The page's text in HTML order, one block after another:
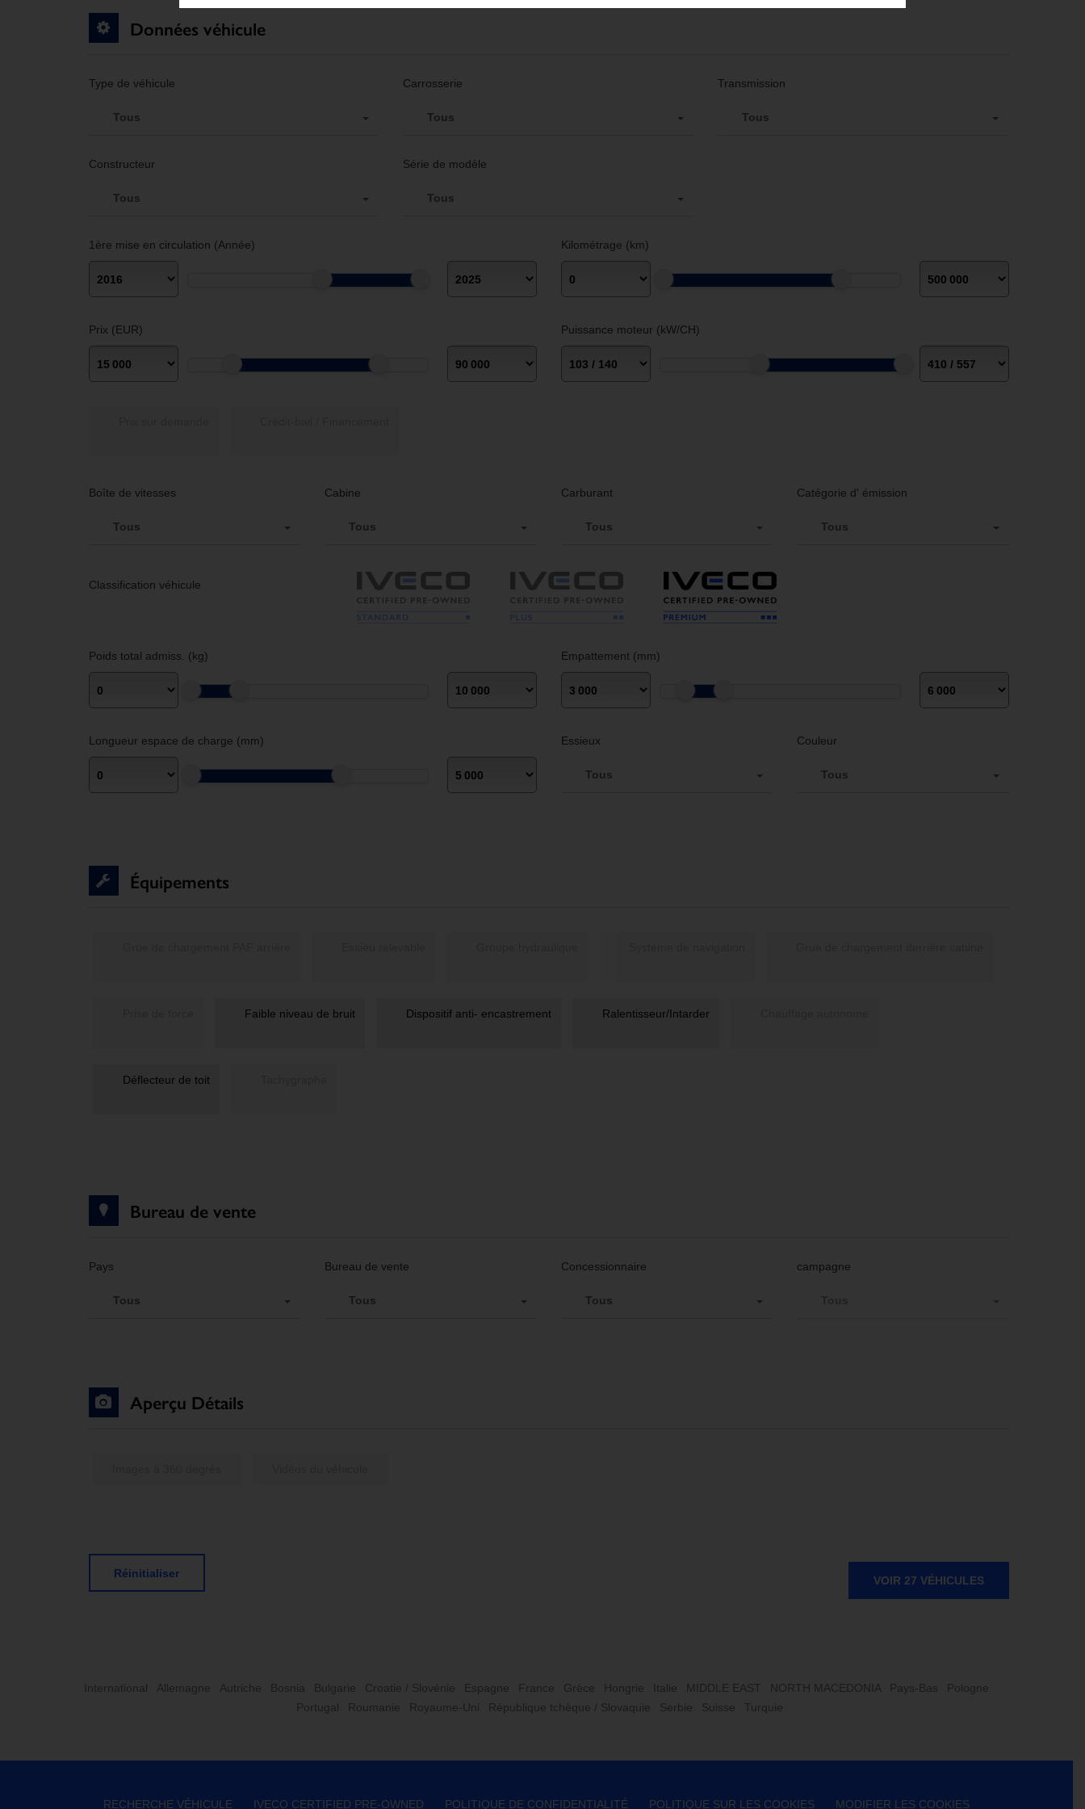
Données véhicule
Type de véhicule
Tous
Carrosserie
Tous
Transmission
Tous
Constructeur
Tous
Série de modèle
Tous
1ère mise en circulation (Année) Kilométrage (km)
Prix (EUR) Puissance moteur (kW/CH)
Boîte de vitesses
Tous
Cabine
Tous
Carburant
Tous
Catégorie d' émission
Tous
Classification véhicule
Poids total admiss. (kg) Empattement (mm)
Longueur espace de charge (mm) Essieux
Tous
Couleur
Tous
Équipements
Faible niveau de bruit Dispositif anti- encastrement
Déflecteur de toit
Bureau de vente
Pays
Tous
Bureau de vente
Tous
Concessionnaire
Tous
campagne
Aperçu Détails
Réinitialiser
VOIR 27 VÉHICULES
International Allemagne Autriche Bosnia Bulgarie Croatie / Slovénie Espagne France Grèce Hongrie Italie MIDDLE EAST NORTH MACEDONIA Pays-Bas
Pologne
Portugal
Roumanie Royaume-Uni République tchèque / Slovaquie Serbie Suisse Turquie
RECHERCHE VÉHICULE IVECO CERTIFIED PRE-OWNED POLITIQUE DE CONFIDENTIALITÉ POLITIQUE SUR LES COOKIES MODIFIER LES COOKIES